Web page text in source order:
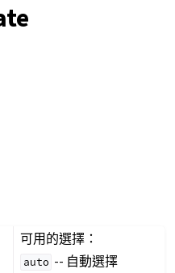
可用的選擇：
auto -- 自動選擇